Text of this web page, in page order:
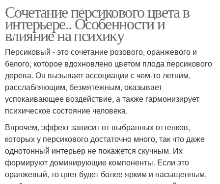
Сочетание персикового цвета в
интерьере.. Особенности и
влияние на психику
Персиковый - это сочетание розового, оранжевого и
белого, которое вдохновлено цветом плода персикового
дерева. Он вызывает ассоциации с чем-то летним,
расслабляющим, безмятежным, оказывает
успокаивающее воздействие, а также гармонизирует
психическое состояние человека.
Впрочем, эффект зависит от выбранных оттенков,
которых у персикового достаточно много, так что даже
однотонный интерьер не покажется скучным. Их
формируют доминирующие компоненты. Если это
оранжевый, то цвет будет более ярким и насыщенным,